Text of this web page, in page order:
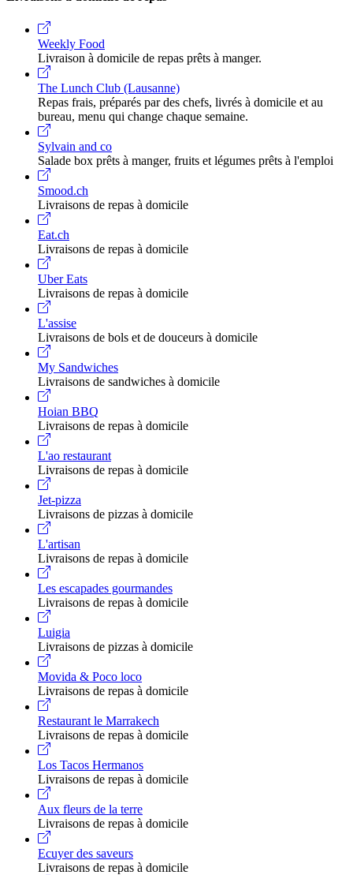
Weekly Food
Livraison à domicile de repas prêts à manger.
The Lunch Club (Lausanne)
Repas frais, préparés par des chefs, livrés à domicile et au
bureau, menu qui change chaque semaine.
Sylvain and co
Salade box prêts à manger, fruits et légumes prêts à l'emploi
Smood.ch
Livraisons de repas à domicile
Eat.ch
Livraisons de repas à domicile
Uber Eats
Livraisons de repas à domicile
L'assise
Livraisons de bols et de douceurs à domicile
My Sandwiches
Livraisons de sandwiches à domicile
Hoian BBQ
Livraisons de repas à domicile
L'ao restaurant
Livraisons de repas à domicile
Jet-pizza
Livraisons de pizzas à domicile
L'artisan
Livraisons de repas à domicile
Les escapades gourmandes
Livraisons de repas à domicile
Luigia
Livraisons de pizzas à domicile
Movida & Poco loco
Livraisons de repas à domicile
Restaurant le Marrakech
Livraisons de repas à domicile
Los Tacos Hermanos
Livraisons de repas à domicile
Aux fleurs de la terre
Livraisons de repas à domicile
Ecuyer des saveurs
Livraisons de repas à domicile